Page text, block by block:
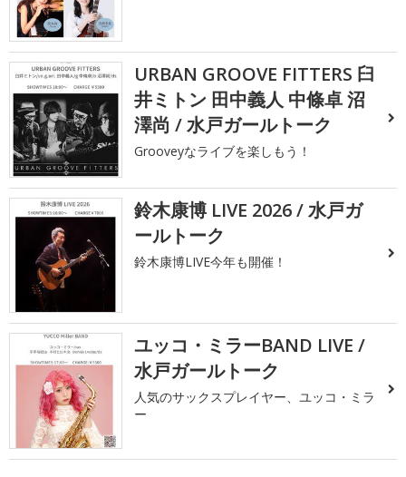
URBAN GROOVE FITTERS 臼
井ミトン 田中義人 中條卓 沼
澤尚 / 水戸ガールトーク
Grooveyなライブを楽しもう！
鈴木康博 LIVE 2026 / 水戸ガ
ールトーク
鈴木康博LIVE今年も開催！
ユッコ・ミラーBAND LIVE /
水戸ガールトーク
人気のサックスプレイヤー、ユッコ・ミラ
ー